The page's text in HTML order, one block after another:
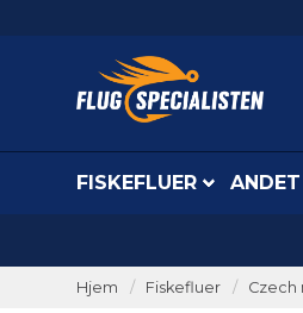
FISKEFLUER
Hjem Fiskefluer Czech